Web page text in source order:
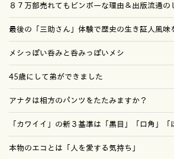
８７万部売れてもビンボーな理由＆出版流通の
最後の「三助さん」体験で歴史の生き証人風味
メシっぽい呑みと呑みっぽいメシ
45歳にして弟ができました
アナタは相方のパンツをたたみますか？
「カワイイ」の新３基準は「黒目」「口角」「
本物のエコとは「人を愛する気持ち」